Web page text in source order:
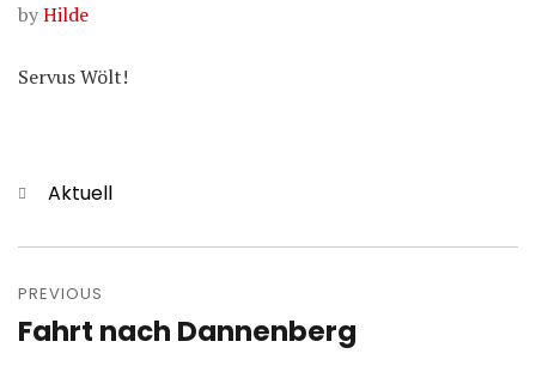
byHilde
Servus Wölt!
Categories
Aktuell
navigation
PREVIOUS
Previous
Fahrt nach Dannenberg